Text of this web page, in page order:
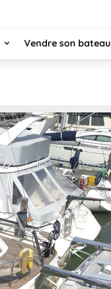
Vendre son bateau